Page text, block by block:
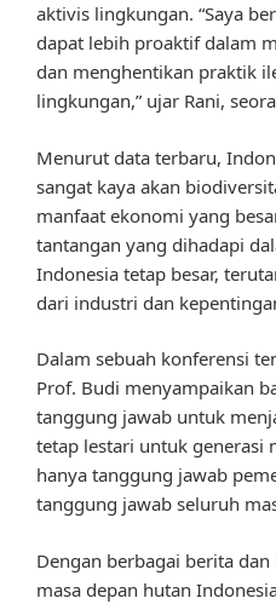
aktivis lingkungan. “Saya
dapat lebih proaktif dalam
dan menghentikan praktik
lingkungan,” ujar Rani,
Menurut data terbaru,
sangat kaya akan
manfaat ekonomi yang
tantangan yang dihadapi
Indonesia tetap besar,
dari industri dan
Dalam sebuah konferensi
Prof. Budi menyampaikan
tanggung jawab untuk
tetap lestari untuk generasi
hanya tanggung jawab
tanggung jawab seluruh
Dengan berbagai berita
masa depan hutan